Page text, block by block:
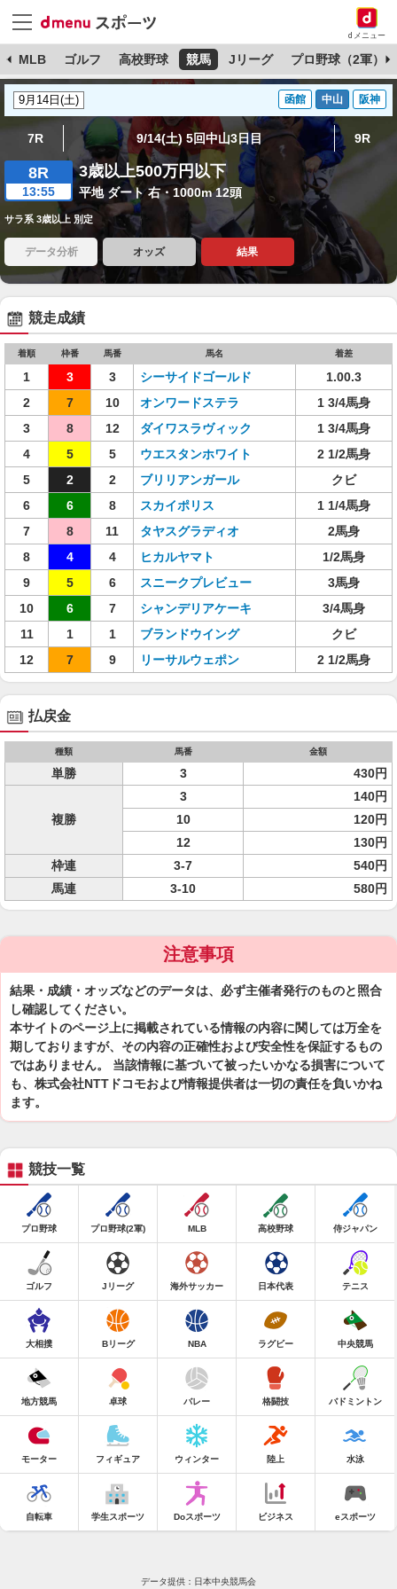
dメニュー
MLB ゴルフ 高校野球 競馬 Jリーグ プロ野球（2軍）
函館 中山 阪神
7R 9/14(土) 5回中山3日目 9R
8R
13:55
3歳以上500万円以下
平地 ダート 右・1000m 12頭
サラ系 3歳以上 別定
データ分析 オッズ 結果
競走成績
着順 枠番 馬番 馬名 着差
1 3 3 シーサイドゴールド
1.00.3
2
7 10 オンワードステラ
1 3/4馬身
3
8 12 ダイワスラヴィック
1 3/4馬身
4
5 5 ウエスタンホワイト
2 1/2馬身
5
2 2 ブリリアンガール
クビ
6
6 8 スカイポリス
1 1/4馬身
7
8 11 タヤスグラディオ
2馬身
8
4 4 ヒカルヤマト
1/2馬身
9
5 6 スニークプレビュー
3馬身
10
6 7 シャンデリアケーキ
3/4馬身
11
1 1 ブランドウイング
クビ
12
7 9 リーサルウェポン 2 1/2馬身
払戻金
種類 馬番 金額
単勝 3 430円
複勝
3
140円
10
120円
12
130円
枠連
3-7
540円
馬連
3-10 580円
注意事項
結果・成績・オッズなどのデータは、必ず主催者発行のものと照合
し確認してください。
本サイトのページ上に掲載されている情報の内容に関しては万全を
期しておりますが、その内容の正確性および安全性を保証するもの
ではありません。 当該情報に基づいて被ったいかなる損害について
も、株式会社NTTドコモおよび情報提供者は一切の責任を負いかね
ます。
競技一覧
プロ野球 プロ野球(2軍) MLB 高校野球 侍ジャパン
ゴルフ Jリーグ 海外サッカー 日本代表 テニス
大相撲 Bリーグ NBA ラグビー 中央競馬
地方競馬 卓球 バレー 格闘技 バドミントン
モーター フィギュア ウィンター 陸上 水泳
自転車 学生スポーツ Doスポーツ ビジネス eスポーツ
データ提供：日本中央競馬会